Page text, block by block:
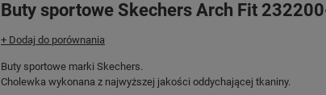
Buty sportowe Skechers Arch Fit
+ Dodaj do porównania
Buty sportowe marki Skechers.
Cholewka wykonana z najwyższej jakości oddychającej tkaniny.